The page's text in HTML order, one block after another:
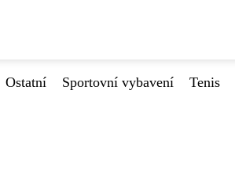
Ostatní Sportovní vybavení Tenis